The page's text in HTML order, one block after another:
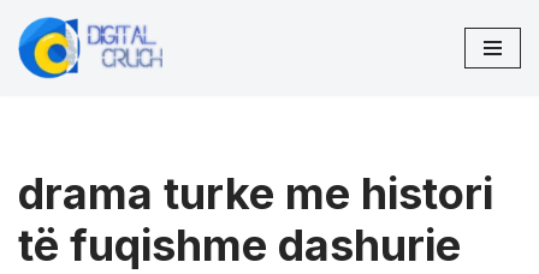
Skip
drama turke me histori
të fuqishme dashurie